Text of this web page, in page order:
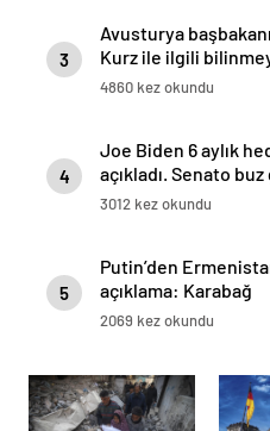
3
Avusturya
Kurz ile ilgili
4860 kez okundu
4
Joe Biden 6 aylık
açıkladı. Senato
3012 kez okundu
5
Putin’den
açıklama: Karabağ
Azerbaycan’ın
2069 kez okundu